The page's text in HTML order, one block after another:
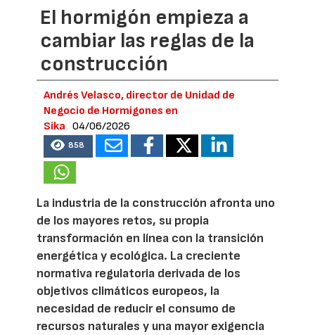
El hormigón empieza a
cambiar las reglas de la
construcción
Andrés Velasco, director de Unidad de
Negocio de Hormigones en
Sika
04/06/2026
858
La industria de la construcción afronta uno
de los mayores retos, su propia
transformación en línea con la transición
energética y ecológica. La creciente
normativa regulatoria derivada de los
objetivos climáticos europeos, la
necesidad de reducir el consumo de
recursos naturales y una mayor exigencia